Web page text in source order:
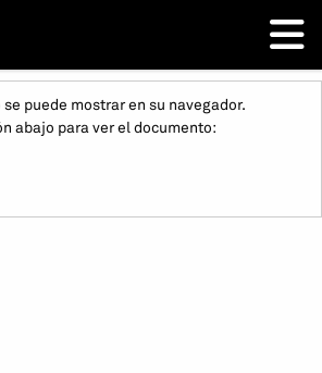
puede mostrar en su navegador.
abajo para ver el documento: